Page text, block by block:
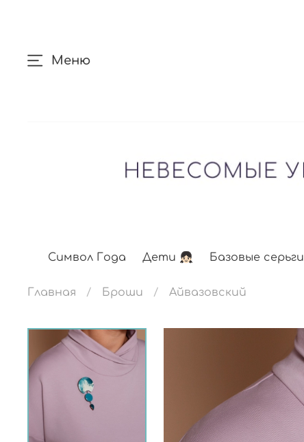
Меню
Символ Года Дети 👧🏻 Базовые серьги
Главная Броши Айвазовский